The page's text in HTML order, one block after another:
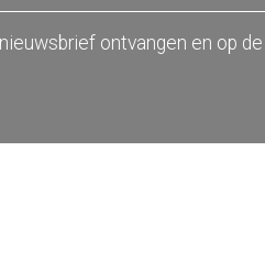
ontvangen en op